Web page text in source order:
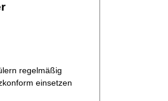
regelmäßig
einsetzen